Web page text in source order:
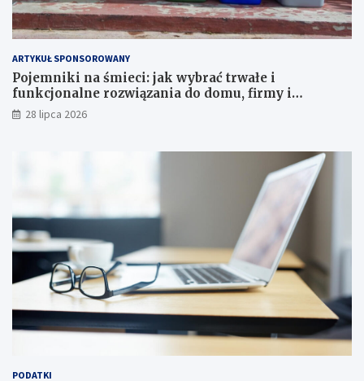
ARTYKUŁ SPONSOROWANY
Pojemniki na śmieci: jak wybrać trwałe i
funkcjonalne rozwiązania do domu, firmy i
instytucji
28 lipca 2026
PODATKI